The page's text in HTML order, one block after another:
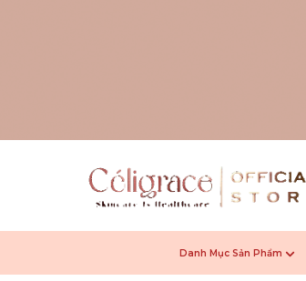
Danh Mục Sản Phẩm